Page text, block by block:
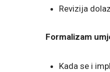
Revizija
Formalizam
Kada se i